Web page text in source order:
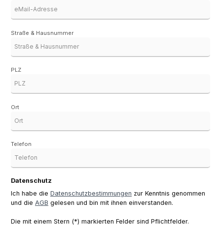
Straße & Hausnummer
PLZ
Ort
Telefon
Datenschutz
Ich habe die Datenschutzbestimmungen zur Kenntnis genommen
und die AGB gelesen und bin mit ihnen einverstanden.
Die mit einem Stern (*) markierten Felder sind Pflichtfelder.